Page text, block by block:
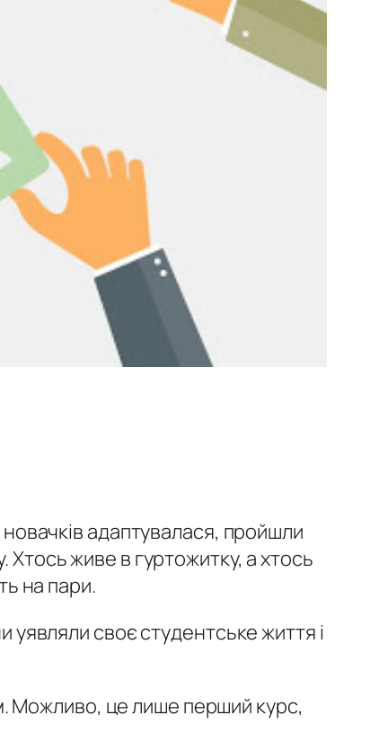
адаптувалася, пройшли
живе в гуртожитку, а хтось
на пари.
уявляли своє студентське життя і
Можливо, це лише перший курс,